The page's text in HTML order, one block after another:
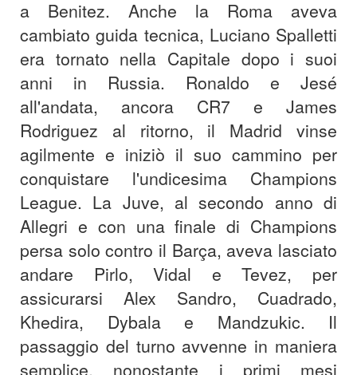
a Benitez. Anche la Roma aveva
cambiato guida tecnica, Luciano Spalletti
era tornato nella Capitale dopo i suoi
anni in Russia. Ronaldo e Jesé
all'andata, ancora CR7 e James
Rodriguez al ritorno, il Madrid vinse
agilmente e iniziò il suo cammino per
conquistare l'undicesima Champions
League. La Juve, al secondo anno di
Allegri e con una finale di Champions
persa solo contro il Barça, aveva lasciato
andare Pirlo, Vidal e Tevez, per
assicurarsi Alex Sandro, Cuadrado,
Khedira, Dybala e Mandzukic. Il
passaggio del turno avvenne in maniera
semplice, nonostante i primi mesi